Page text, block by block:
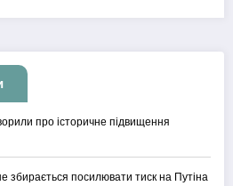
про історичне підвищення
збирається посилювати тиск на Путіна